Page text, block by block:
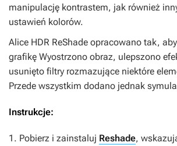
manipulację kontrastem, jak również
ustawień kolorów.
Alice HDR ReShade opracowano tak,
grafikę Wyostrzono obraz, ulepszono
usunięto filtry rozmazujące niektóre
Przede wszystkim dodano jednak
Instrukcje:
1. Pobierz i zainstaluj Reshade,